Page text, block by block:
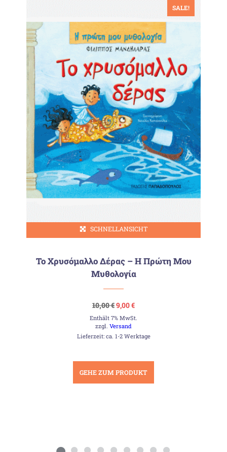
SALE!
SCHNELLANSICHT
Το Χρυσόμαλλο Δέρας – Η Πρώτη Μου
Μυθολογία
10,00€Ursprünglicher
Preis
war:
10,00 €
9,00€Aktueller
ist:
Enthält 7% MwSt.
zzgl.Versand
Lieferzeit: ca. 1-2 Werktage
GEHE ZUM PRODUKT